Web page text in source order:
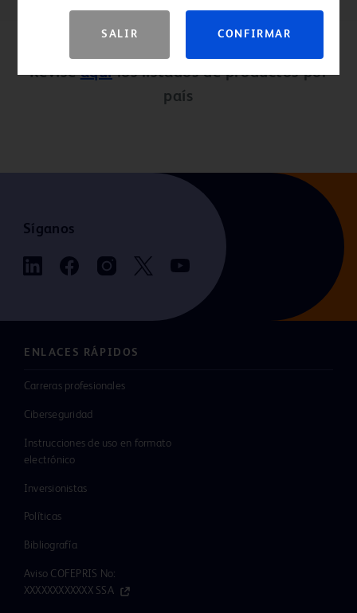
Reviseaquílos listados de productos por
país
Síganos
ENLACES RÁPIDOS
Carreras profesionales
Ciberseguridad
Instrucciones de uso en formato
electrónico
Inversionistas
Políticas
Bibliografía
Aviso COFEPRIS No:
XXXXXXXXXXXX SSA
SALIR CONFIRMAR